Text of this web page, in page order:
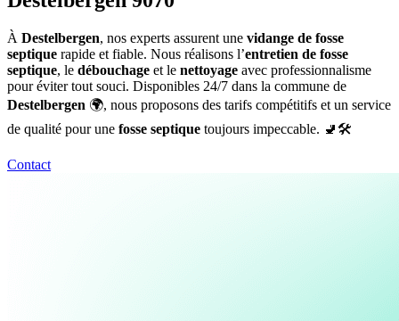
À Destelbergen, nos experts assurent une vidange de fosse
septique rapide et fiable. Nous réalisons l’entretien de fosse
septique, le débouchage et le nettoyage avec professionnalisme
pour éviter tout souci. Disponibles 24/7 dans la commune de
Destelbergen 🌍, nous proposons des tarifs compétitifs et un service
de qualité pour une fosse septique toujours impeccable. 🚽🛠️
Contact